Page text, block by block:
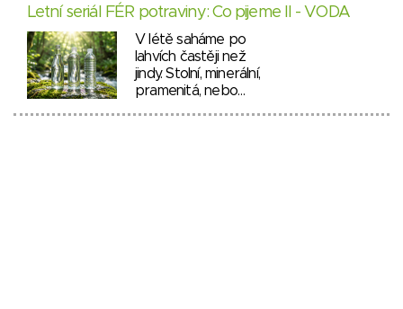
Letní seriál FÉR potraviny: Co pijeme II - VODA
V létě saháme po
lahvích častěji než
jindy. Stolní, minerální,
pramenitá, nebo…